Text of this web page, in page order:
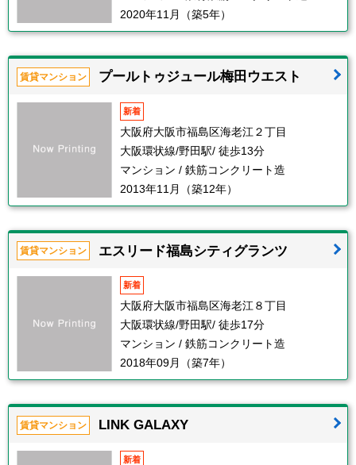
2020年11月（築5年）
賃貸マンション プールトゥジュール梅田ウエスト
新着
大阪府大阪市福島区海老江２丁目
大阪環状線/野田駅/ 徒歩13分
マンション / 鉄筋コンクリート造
2013年11月（築12年）
賃貸マンション エスリード福島シティグランツ
新着
大阪府大阪市福島区海老江８丁目
大阪環状線/野田駅/ 徒歩17分
マンション / 鉄筋コンクリート造
2018年09月（築7年）
賃貸マンション LINK GALAXY
新着